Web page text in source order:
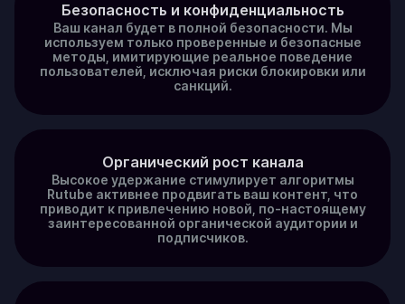
Безопасность и конфиденциальность
Ваш канал будет в полной безопасности. Мы
используем только проверенные и безопасные
методы, имитирующие реальное поведение
пользователей, исключая риски блокировки или
санкций.
Органический рост канала
Высокое удержание стимулирует алгоритмы
Rutube активнее продвигать ваш контент, что
приводит к привлечению новой, по-настоящему
заинтересованной органической аудитории и
подписчиков.